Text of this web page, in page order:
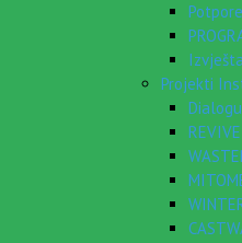
Potpore
Projekti
REVIVE